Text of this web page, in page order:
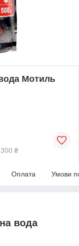
Мотиль
₴
Оплата Умови
вода